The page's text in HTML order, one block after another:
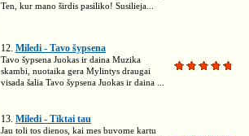
Ten, kur mano širdis pasiliko! Susilieja...
12. Miledi - Tavo šypsena
Tavo šypsena Juokas ir daina Muzika
skambi, nuotaika gera Mylintys draugai
visada šalia Tavo šypsena Juokas ir daina ...
13. Miledi - Tiktai tau
Jau toli tos dienos, kai mes buvome kartu